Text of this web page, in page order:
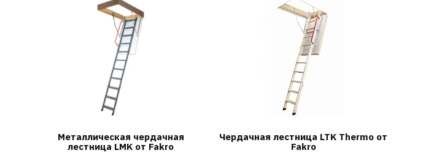
Металлическая чердачная
лестница LMK от Fakro
Чердачная лестница LTK Thermo от
Fakro